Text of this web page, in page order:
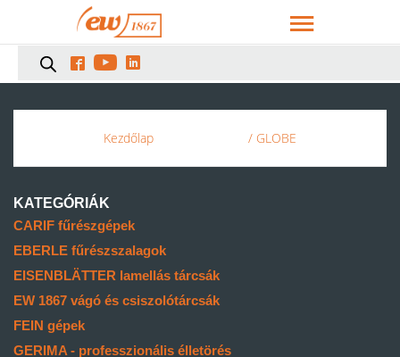
  
Kezdőlap / GLOBE
KATEGÓRIÁK
CARIF fűrészgépek
EBERLE fűrészszalagok
EISENBLÄTTER lamellás tárcsák
EW 1867 vágó és csiszolótárcsák
FEIN gépek
GERIMA - professzionális élletörés